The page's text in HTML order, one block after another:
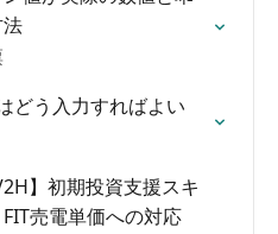
どう入力すればよい
】初期投資支援スキ
売電単価への対応